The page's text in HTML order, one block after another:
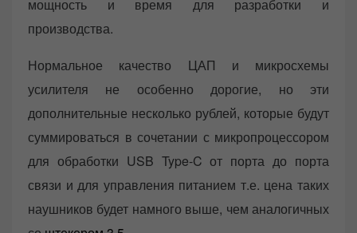
мощность и время для разработки и
производства.
Нормальное качество ЦАП и микросхемы
усилителя не особенно дорогие, но эти
дополнительные несколько рублей, которые будут
суммироваться в сочетании с микропроцессором
для обработки USB Type-C от порта до порта
связи и для управления питанием т.е. цена таких
наушников будет намного выше, чем аналогичных